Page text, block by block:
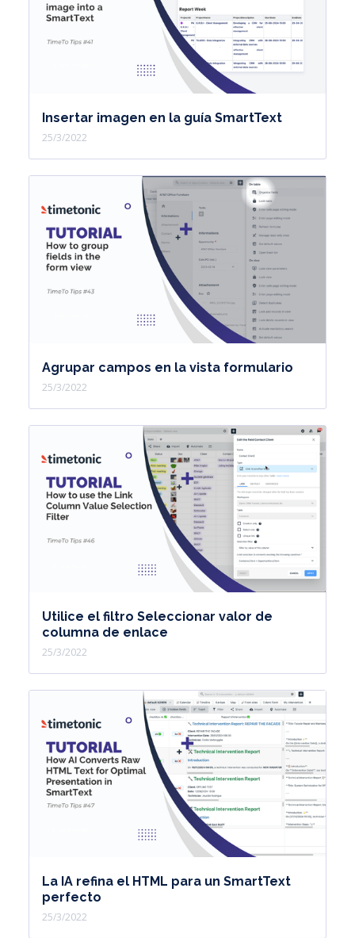
Insertar imagen en la guía SmartText
25/3/2022
Agrupar campos en la vista formulario
25/3/2022
Utilice el filtro Seleccionar valor de
columna de enlace
25/3/2022
La IA refina el HTML para un SmartText
perfecto
25/3/2022